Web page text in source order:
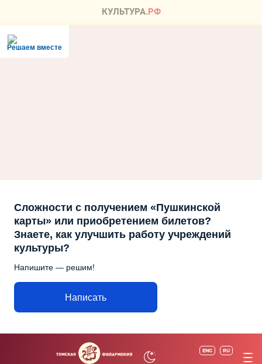
Решаем вместе
Сложности с получением «Пушкинской
карты» или приобретением билетов?
Знаете, как улучшить работу учреждений
культуры?
Напишите — решим!
Написать
ENG RU